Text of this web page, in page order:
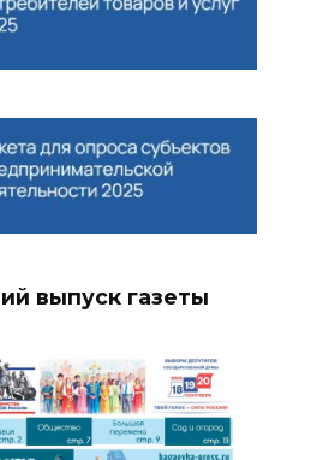
выпуск газеты